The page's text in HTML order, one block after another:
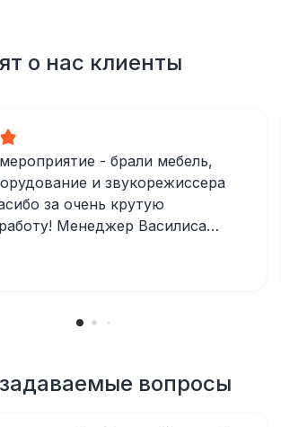
о нас клиенты
- брали мебель,
и звукорежиссера
за очень крутую
Менеджер Василиса
и качественно обрабатывала
вовремя, в хорошем
сами все поставили,
вопросы